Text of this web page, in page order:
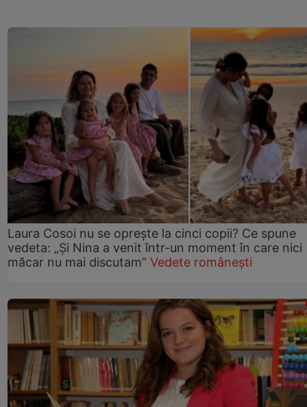
Laura Cosoi nu se oprește la cinci copii? Ce spune
vedeta: „Și Nina a venit într-un moment în care nici
măcar nu mai discutam” Vedete românești